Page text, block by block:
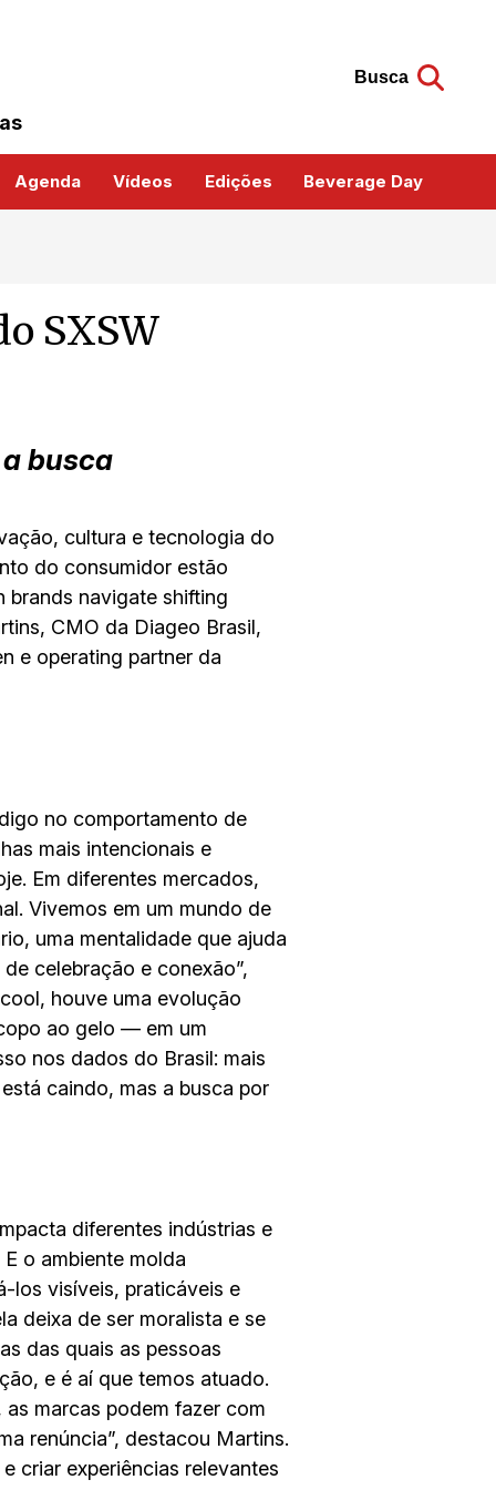
Busca
Agenda Vídeos Edições Beverage Day
SXSW
busca
cultura e tecnologia do
do consumidor estão
brands navigate shifting
CMO da Diageo Brasil,
e operating partner da
no comportamento de
mais intencionais e
Em diferentes mercados,
Vivemos em um mundo de
uma mentalidade que ajuda
celebração e conexão”,
houve uma evolução
ao gelo — em um
nos dados do Brasil: mais
caindo, mas a busca por
diferentes indústrias e
o ambiente molda
los visíveis, praticáveis e
deixa de ser moralista e se
das quais as pessoas
e é aí que temos atuado.
marcas podem fazer com
renúncia”, destacou Martins.
criar experiências relevantes